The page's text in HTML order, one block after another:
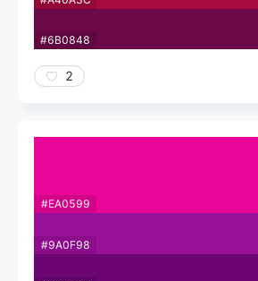
#6B0848
2
#EA0599
#9A0F98